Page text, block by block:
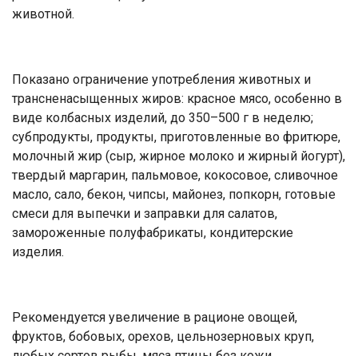
животной.
Показано ограничение употребления животных и
трансненасыщенных жиров: красное мясо, особенно в
виде колбасных изделий, до 350–500 г в неделю;
субпродукты, продукты, приготовленные во фритюре,
молочный жир (сыр, жирное молоко и жирный йогурт),
твердый маргарин, пальмовое, кокосовое, сливочное
масло, сало, бекон, чипсы, майонез, попкорн, готовые
смеси для выпечки и заправки для салатов,
замороженные полуфабрикаты, кондитерские
изделия.
Рекомендуется увеличение в рационе овощей,
фруктов, бобовых, орехов, цельнозерновых круп,